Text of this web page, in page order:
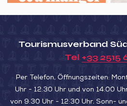
autour
Kombucha
Tourismusverband
Tel +33 2515
Per Telefon, Öffnungszeiten:
Uhr - 12:30 Uhr und von 14:00
von 9:30 Uhr - 12:30 Uhr. Sonn-